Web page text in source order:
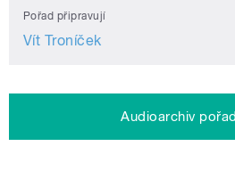
Pořad připravují
Vít Troníček
Audioarchiv